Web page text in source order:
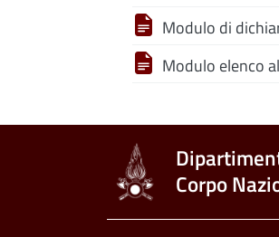
Modulo di
Modulo elenco
Corpo